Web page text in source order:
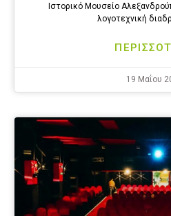
Ιστορικό Μουσείο
λογοτεχνική
19 Μαΐου